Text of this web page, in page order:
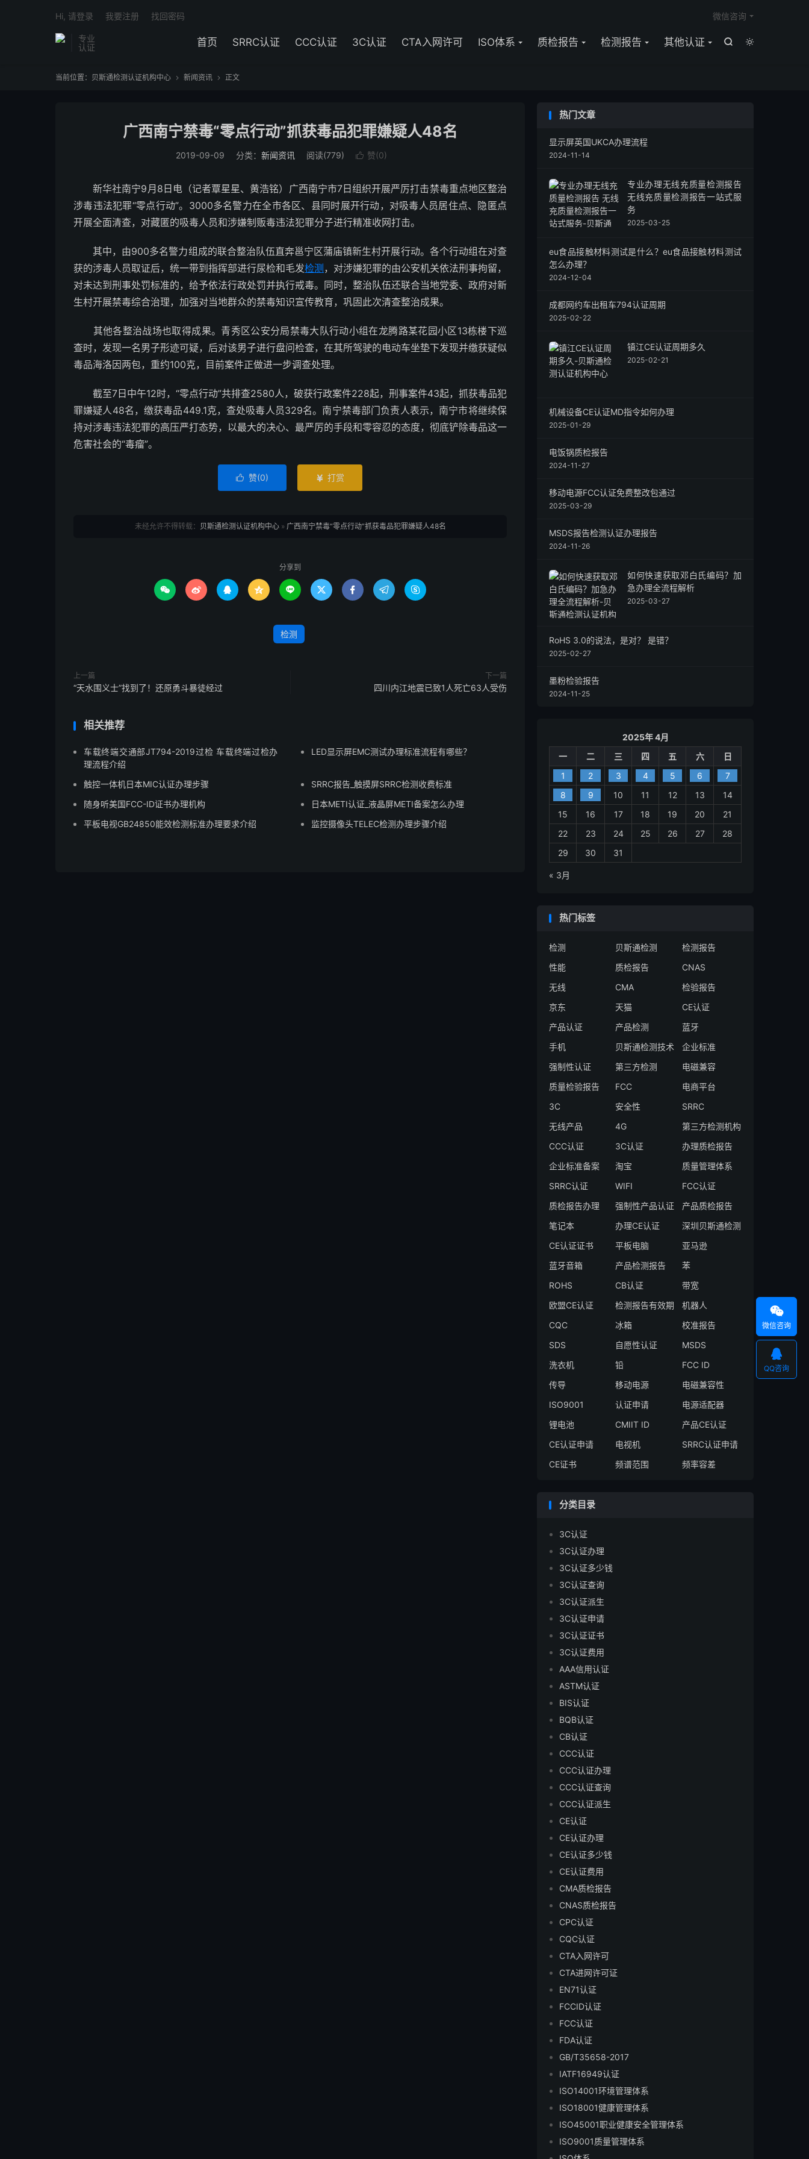
专业
认证


首页 SRRC认证 CCC认证 3C认证 CTA入网许可 ISO体系 质检报告 检测报告 其他认证
微信咨询
Hi, 请登录 我要注册 找回密码
当前位置： 贝斯通检测认证机构中心  新闻资讯  正文
广西南宁禁毒“零点行动”抓获毒品犯罪嫌疑人48名
2019-09-09 分类： 新闻资讯 阅读(779)  赞(0)
新华社南宁9月8日电（记者覃星星、黄浩铭）广西南宁市7日组织开展严厉打击禁毒重点地区整治
涉毒违法犯罪“零点行动”。3000多名警力在全市各区、县同时展开行动，对吸毒人员居住点、隐匿点
开展全面清查，对藏匿的吸毒人员和涉嫌制贩毒违法犯罪分子进行精准收网打击。
其中，由900多名警力组成的联合整治队伍直奔邕宁区蒲庙镇新生村开展行动。各个行动组在对查
获的涉毒人员取证后，统一带到指挥部进行尿检和毛发检测 ，对涉嫌犯罪的由公安机关依法刑事拘留，
对未达到刑事处罚标准的，给予依法行政处罚并执行戒毒。同时，整治队伍还联合当地党委、政府对新
生村开展禁毒综合治理，加强对当地群众的禁毒知识宣传教育，巩固此次清查整治成果。
其他各整治战场也取得成果。青秀区公安分局禁毒大队行动小组在龙腾路某花园小区13栋楼下巡
查时，发现一名男子形迹可疑，后对该男子进行盘问检查，在其所驾驶的电动车坐垫下发现并缴获疑似
毒品海洛因两包，重约100克，目前案件正做进一步调查处理。
截至7日中午12时，“零点行动”共排查2580人，破获行政案件228起，刑事案件43起，抓获毒品犯
罪嫌疑人48名，缴获毒品449.1克，查处吸毒人员329名。南宁禁毒部门负责人表示，南宁市将继续保
持对涉毒违法犯罪的高压严打态势，以最大的决心、最严厉的手段和零容忍的态度，彻底铲除毒品这一
危害社会的“毒瘤”。
 赞(0)  打赏
未经允许不得转载： 贝斯通检测认证机构中心» 广西南宁禁毒“零点行动”抓获毒品犯罪嫌疑人48名
分享到
        
检测
上一篇
“天水围义士”找到了！还原勇斗暴徒经过
下一篇
四川内江地震已致1人死亡63人受伤
相关推荐
车载终端交通部JT794-2019过检 车载终端过检办
理流程介绍
LED显示屏EMC测试办理标准流程有哪些？
触控一体机日本MIC认证办理步骤
SRRC报告_触摸屏SRRC检测收费标准
随身听美国FCC-ID证书办理机构
日本METI认证_液晶屏METI备案怎么办理
平板电视GB24850能效检测标准办理要求介绍
监控摄像头TELEC检测办理步骤介绍
热门文章
显示屏英国UKCA办理流程
2024-11-14
专业办理无线充质量检测报告
无线充质量检测报告一站式服
务
2025-03-25
eu食品接触材料测试是什么？eu食品接触材料测试
怎么办理？
2024-12-04
成都网约车出租车794认证周期
2025-02-22
镇江CE认证周期多久
2025-02-21
机械设备CE认证MD指令如何办理
2025-01-29
电饭锅质检报告
2024-11-27
移动电源FCC认证免费整改包通过
2025-03-29
MSDS报告检测认证办理报告
2024-11-26
如何快速获取邓白氏编码？加
急办理全流程解析
2025-03-27
RoHS 3.0的说法，是对？ 是错？
2025-02-27
墨粉检验报告
2024-11-25
2025年 4月
一
二 三 四 五 六
日
1
2 3 4 5 6
7
8
9 10 11 12 13
14
15
16 17 18 19 20
21
22
23 24 25 26 27
28
29
30 31
« 3月
热门标签
检测 贝斯通检测
检测报告
性能
质检报告
CNAS
无线
CMA
检验报告
京东
天猫
CE认证
产品认证
产品检测
蓝牙
手机
贝斯通检测技术
企业标准
强制性认证
第三方检测
电磁兼容
质量检验报告
FCC
电商平台
3C
安全性
SRRC
无线产品
4G
第三方检测机构
CCC认证
3C认证
办理质检报告
企业标准备案
淘宝
质量管理体系
SRRC认证
WIFI
FCC认证
质检报告办理
强制性产品认证
产品质检报告
笔记本
办理CE认证
深圳贝斯通检测
CE认证证书
平板电脑
亚马逊
蓝牙音箱
产品检测报告
苯
ROHS
CB认证
带宽
欧盟CE认证
检测报告有效期
机器人
CQC
冰箱
校准报告
SDS
自愿性认证
MSDS
洗衣机
铅
FCC ID
传导
移动电源
电磁兼容性
ISO9001
认证申请
电源适配器
锂电池
CMIIT ID
产品CE认证
CE认证申请
电视机
SRRC认证申请
CE证书
频谱范围 频率容差
分类目录
3C认证
3C认证办理
3C认证多少钱
3C认证查询
3C认证派生
3C认证申请
3C认证证书
3C认证费用
AAA信用认证
ASTM认证
BIS认证
BQB认证
CB认证
CCC认证
CCC认证办理
CCC认证查询
CCC认证派生
CE认证
CE认证办理
CE认证多少钱
CE认证费用
CMA质检报告
CNAS质检报告
CPC认证
CQC认证
CTA入网许可
CTA进网许可证
EN71认证
FCCID认证
FCC认证
FDA认证
GB/T35658-2017
IATF16949认证
ISO14001环境管理体系
ISO18001健康管理体系
ISO45001职业健康安全管理体系
ISO9001质量管理体系

微信咨询

QQ咨询